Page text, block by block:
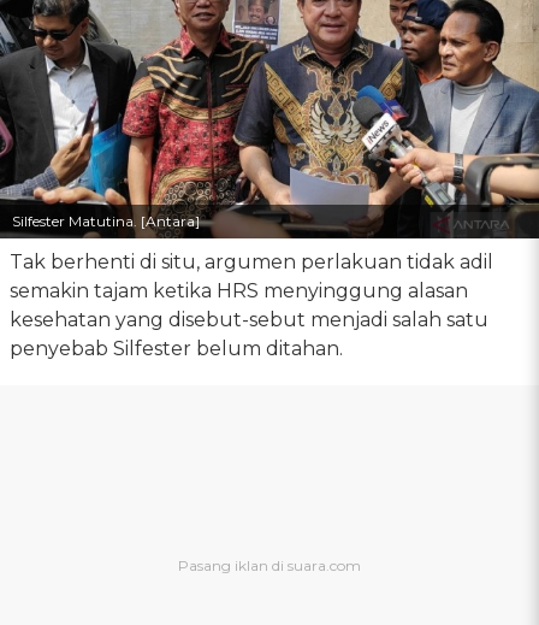
Silfester Matutina. [Antara]
Tak berhenti di situ, argumen perlakuan tidak adil
semakin tajam ketika HRS menyinggung alasan
kesehatan yang disebut-sebut menjadi salah satu
penyebab Silfester belum ditahan.